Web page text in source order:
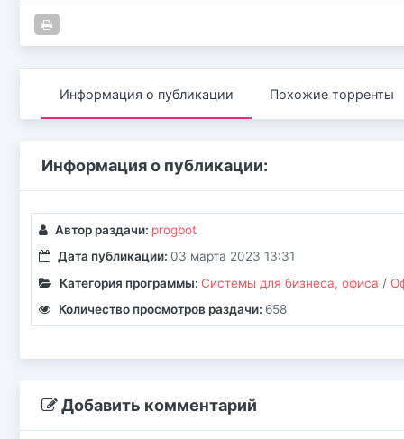
Информация о публикации Похожие торренты
Информация о публикации:
Автор раздачи: progbot
Дата публикации: 03 марта 2023 13:31
Категория программы: Системы для бизнеса, офиса /
Количество просмотров раздачи: 658
Добавить комментарий